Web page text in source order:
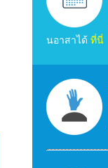
นอาสาได้ ที่นี่